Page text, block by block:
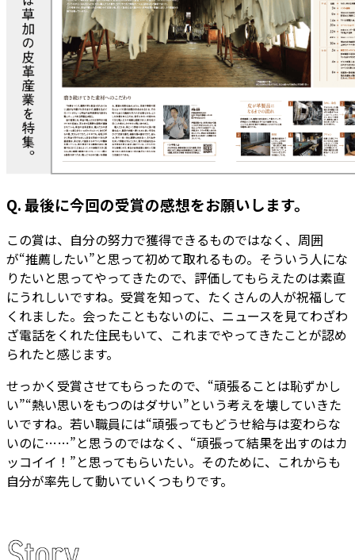
Q. 最後に今回の受賞の感想をお願いします。
この賞は、自分の努力で獲得できるものではなく、周囲
が“推薦したい”と思って初めて取れるもの。そういう人にな
りたいと思ってやってきたので、評価してもらえたのは素直
にうれしいですね。受賞を知って、たくさんの人が祝福して
くれました。会ったこともないのに、ニュースを見てわざわ
ざ電話をくれた住民もいて、これまでやってきたことが認め
られたと感じます。
せっかく受賞させてもらったので、“頑張ることは恥ずかし
い”“熱い思いをもつのはダサい”という考えを壊していきた
いですね。若い職員には“頑張ってもどうせ給与は変わらな
いのに……”と思うのではなく、“頑張って結果を出すのはカ
ッコイイ！”と思ってもらいたい。そのために、これからも
自分が率先して動いていくつもりです。